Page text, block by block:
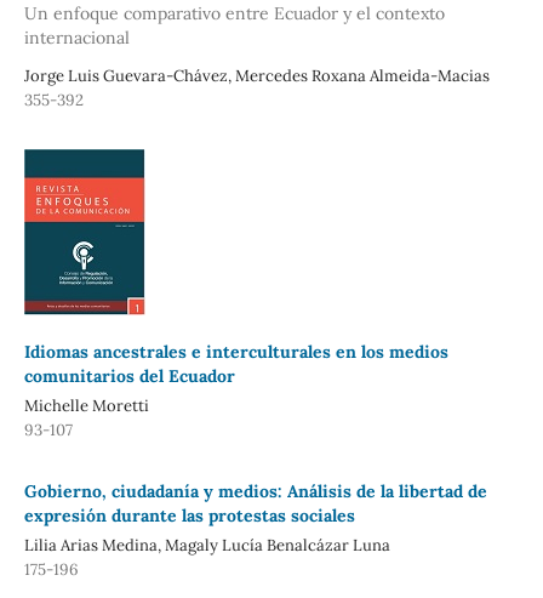
Un enfoque comparativo entre Ecuador y el contexto
internacional
Jorge Luis Guevara-Chávez, Mercedes Roxana Almeida-Macias
355-392
Idiomas ancestrales e interculturales en los medios
comunitarios del Ecuador
Michelle Moretti
93-107
Gobierno, ciudadanía y medios: Análisis de la libertad de
expresión durante las protestas sociales
Lilia Arias Medina, Magaly Lucía Benalcázar Luna
175-196